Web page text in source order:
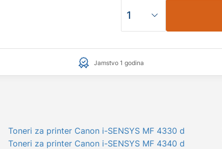
Jamstvo 1 godina
Toneri za printer Canon i-SENSYS MF 4330 d
Toneri za printer Canon i-SENSYS MF 4340 d